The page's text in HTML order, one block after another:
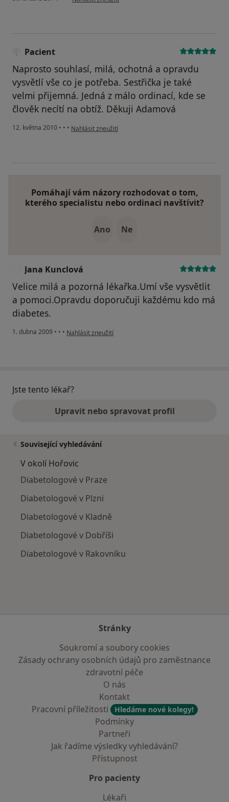
Pacient
Naprosto souhlasí, milá, ochotná a opravdu
vysvětlí vše co je potřeba. Sestřička je také
velmi přijemná. Jedná z málo ordinací, kde se
člověk necítí na obtíž. Děkuji Adamová
12. května 2010 • • • podle názoru uživatele Pacient
Nahlásit zneužití
Pomáhají vám názory rozhodovat o tom,
kterého specialistu nebo ordinaci navštívit?
Ano Ne
Jana Kunclová
Velice milá a pozorná lékařka.Umí vše vysvětlit
a pomoci.Opravdu doporučuji každému kdo má
diabetes.
1. dubna 2009 • • • podle názoru uživatele Jana Kunclová
Nahlásit zneužití
Jste tento lékař?
Upravit nebo spravovat profil
Související vyhledávání
V okolí Hořovic
Diabetologové v Praze
Diabetologové v Plzni
Diabetologové v Kladně
Diabetologové v Dobříši
Diabetologové v Rakovníku
Stránky
Soukromí a soubory cookies
Zásady ochrany osobních údajů pro zaměstnance
zdravotní péče
O nás
Kontakt
Pracovní příležitosti
Hledáme nové kolegy!
Podmínky
Partneři
Jak řadíme výsledky vyhledávání?
Přístupnost
Pro pacienty
Lékaři